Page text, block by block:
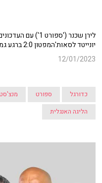
לירן שכנר
יונייטד לסאות'המפטון 2:0 ברגע גמר הגביע.
12/01/2023
כדורגל ספורט
הליגה האנגלית